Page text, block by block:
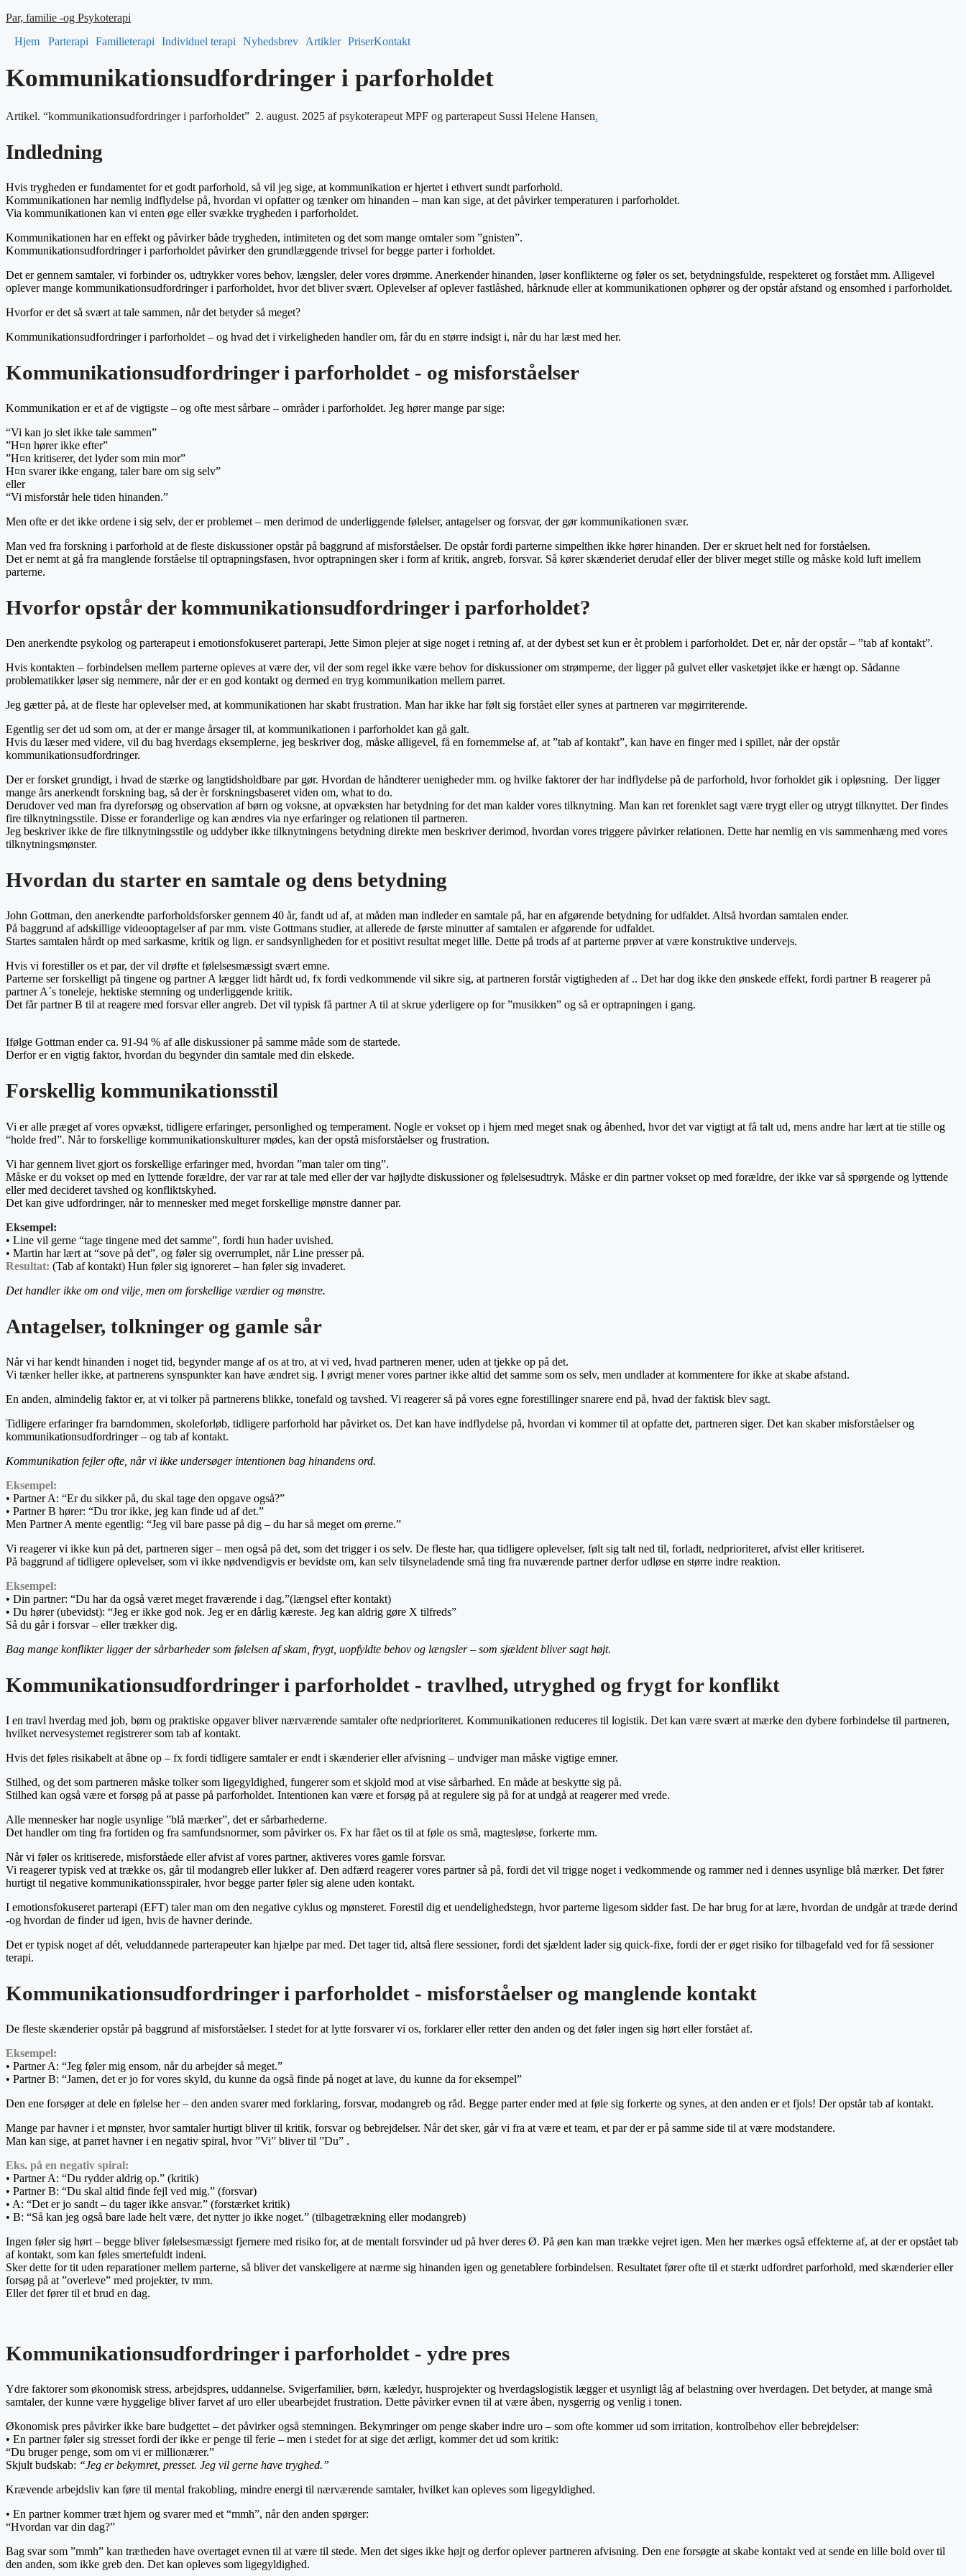
Par, familie -og Psykoterapi
Hjem Parterapi Familieterapi Individuel terapi Nyhedsbrev Artikler PriserKontakt
Kommunikationsudfordringer i parforholdet
Artikel. “kommunikationsudfordringer i parforholdet” 2. august. 2025 af psykoterapeut MPF og parterapeut Sussi Helene Hansen.
Indledning
Hvis trygheden er fundamentet for et godt parforhold, så vil jeg sige, at kommunikation er hjertet i ethvert sundt parforhold.
Kommunikationen har nemlig indflydelse på, hvordan vi opfatter og tænker om hinanden – man kan sige, at det påvirker temperaturen i parforholdet.
Via kommunikationen kan vi enten øge eller svække trygheden i parforholdet.
Kommunikationen har en effekt og påvirker både trygheden, intimiteten og det som mange omtaler som ”gnisten”.
Kommunikationsudfordringer i parforholdet påvirker den grundlæggende trivsel for begge parter i forholdet.
Det er gennem samtaler, vi forbinder os, udtrykker vores behov, længsler, deler vores drømme. Anerkender hinanden, løser konflikterne og føler os set, betydningsfulde, respekteret og forstået mm. Alligevel
oplever mange kommunikationsudfordringer i parforholdet, hvor det bliver svært. Oplevelser af oplever fastlåshed, hårknude eller at kommunikationen ophører og der opstår afstand og ensomhed i parforholdet.
Hvorfor er det så svært at tale sammen, når det betyder så meget?
Kommunikationsudfordringer i parforholdet – og hvad det i virkeligheden handler om, får du en større indsigt i, når du har læst med her.
Kommunikationsudfordringer i parforholdet - og misforståelser
Kommunikation er et af de vigtigste – og ofte mest sårbare – områder i parforholdet. Jeg hører mange par sige:
“Vi kan jo slet ikke tale sammen”
”H¤n hører ikke efter”
”H¤n kritiserer, det lyder som min mor”
H¤n svarer ikke engang, taler bare om sig selv”
eller
“Vi misforstår hele tiden hinanden.”
Men ofte er det ikke ordene i sig selv, der er problemet – men derimod de underliggende følelser, antagelser og forsvar, der gør kommunikationen svær.
Man ved fra forskning i parforhold at de fleste diskussioner opstår på baggrund af misforståelser. De opstår fordi parterne simpelthen ikke hører hinanden. Der er skruet helt ned for forståelsen.
Det er nemt at gå fra manglende forståelse til optrapningsfasen, hvor optrapningen sker i form af kritik, angreb, forsvar. Så kører skænderiet derudaf eller der bliver meget stille og måske kold luft imellem
parterne.
Hvorfor opstår der kommunikationsudfordringer i parforholdet?
Den anerkendte psykolog og parterapeut i emotionsfokuseret parterapi, Jette Simon plejer at sige noget i retning af, at der dybest set kun er èt problem i parforholdet. Det er, når der opstår – ”tab af kontakt”.
Hvis kontakten – forbindelsen mellem parterne opleves at være der, vil der som regel ikke være behov for diskussioner om strømperne, der ligger på gulvet eller vasketøjet ikke er hængt op. Sådanne
problematikker løser sig nemmere, når der er en god kontakt og dermed en tryg kommunikation mellem parret.
Jeg gætter på, at de fleste har oplevelser med, at kommunikationen har skabt frustration. Man har ikke har følt sig forstået eller synes at partneren var møgirriterende.
Egentlig ser det ud som om, at der er mange årsager til, at kommunikationen i parforholdet kan gå galt.
Hvis du læser med videre, vil du bag hverdags eksemplerne, jeg beskriver dog, måske alligevel, få en fornemmelse af, at ”tab af kontakt”, kan have en finger med i spillet, når der opstår
kommunikationsudfordringer.
Der er forsket grundigt, i hvad de stærke og langtidsholdbare par gør. Hvordan de håndterer uenigheder mm. og hvilke faktorer der har indflydelse på de parforhold, hvor forholdet gik i opløsning. Der ligger
mange års anerkendt forskning bag, så der èr forskningsbaseret viden om, what to do.
Derudover ved man fra dyreforsøg og observation af børn og voksne, at opvæksten har betydning for det man kalder vores tilknytning. Man kan ret forenklet sagt være trygt eller og utrygt tilknyttet. Der findes
fire tilknytningsstile. Disse er foranderlige og kan ændres via nye erfaringer og relationen til partneren.
Jeg beskriver ikke de fire tilknytningsstile og uddyber ikke tilknytningens betydning direkte men beskriver derimod, hvordan vores triggere påvirker relationen. Dette har nemlig en vis sammenhæng med vores
tilknytningsmønster.
Hvordan du starter en samtale og dens betydning
John Gottman, den anerkendte parforholdsforsker gennem 40 år, fandt ud af, at måden man indleder en samtale på, har en afgørende betydning for udfaldet. Altså hvordan samtalen ender.
På baggrund af adskillige videooptagelser af par mm. viste Gottmans studier, at allerede de første minutter af samtalen er afgørende for udfaldet.
Startes samtalen hårdt op med sarkasme, kritik og lign. er sandsynligheden for et positivt resultat meget lille. Dette på trods af at parterne prøver at være konstruktive undervejs.
Hvis vi forestiller os et par, der vil drøfte et følelsesmæssigt svært emne.
Parterne ser forskelligt på tingene og partner A lægger lidt hårdt ud, fx fordi vedkommende vil sikre sig, at partneren forstår vigtigheden af .. Det har dog ikke den ønskede effekt, fordi partner B reagerer på
partner A´s toneleje, hektiske stemning og underliggende kritik.
Det får partner B til at reagere med forsvar eller angreb. Det vil typisk få partner A til at skrue yderligere op for ”musikken” og så er optrapningen i gang.
Ifølge Gottman ender ca. 91-94 % af alle diskussioner på samme måde som de startede.
Derfor er en vigtig faktor, hvordan du begynder din samtale med din elskede.
Forskellig kommunikationsstil
Vi er alle præget af vores opvækst, tidligere erfaringer, personlighed og temperament. Nogle er vokset op i hjem med meget snak og åbenhed, hvor det var vigtigt at få talt ud, mens andre har lært at tie stille og
“holde fred”. Når to forskellige kommunikationskulturer mødes, kan der opstå misforståelser og frustration.
Vi har gennem livet gjort os forskellige erfaringer med, hvordan ”man taler om ting”.
Måske er du vokset op med en lyttende forældre, der var rar at tale med eller der var højlydte diskussioner og følelsesudtryk. Måske er din partner vokset op med forældre, der ikke var så spørgende og lyttende
eller med decideret tavshed og konfliktskyhed.
Det kan give udfordringer, når to mennesker med meget forskellige mønstre danner par.
Eksempel:
• Line vil gerne “tage tingene med det samme”, fordi hun hader uvished.
• Martin har lært at “sove på det”, og føler sig overrumplet, når Line presser på.
Resultat: (Tab af kontakt) Hun føler sig ignoreret – han føler sig invaderet.
Det handler ikke om ond vilje, men om forskellige værdier og mønstre.
Antagelser, tolkninger og gamle sår
Når vi har kendt hinanden i noget tid, begynder mange af os at tro, at vi ved, hvad partneren mener, uden at tjekke op på det.
Vi tænker heller ikke, at partnerens synspunkter kan have ændret sig. I øvrigt mener vores partner ikke altid det samme som os selv, men undlader at kommentere for ikke at skabe afstand.
En anden, almindelig faktor er, at vi tolker på partnerens blikke, tonefald og tavshed. Vi reagerer så på vores egne forestillinger snarere end på, hvad der faktisk blev sagt.
Tidligere erfaringer fra barndommen, skoleforløb, tidligere parforhold har påvirket os. Det kan have indflydelse på, hvordan vi kommer til at opfatte det, partneren siger. Det kan skaber misforståelser og
kommunikationsudfordringer – og tab af kontakt.
Kommunikation fejler ofte, når vi ikke undersøger intentionen bag hinandens ord.
Eksempel:
• Partner A: “Er du sikker på, du skal tage den opgave også?”
• Partner B hører: “Du tror ikke, jeg kan finde ud af det.”
Men Partner A mente egentlig: “Jeg vil bare passe på dig – du har så meget om ørerne.”
Vi reagerer vi ikke kun på det, partneren siger – men også på det, som det trigger i os selv. De fleste har, qua tidligere oplevelser, følt sig talt ned til, forladt, nedprioriteret, afvist eller kritiseret.
På baggrund af tidligere oplevelser, som vi ikke nødvendigvis er bevidste om, kan selv tilsyneladende små ting fra nuværende partner derfor udløse en større indre reaktion.
Eksempel:
• Din partner: “Du har da også været meget fraværende i dag.”(længsel efter kontakt)
• Du hører (ubevidst): “Jeg er ikke god nok. Jeg er en dårlig kæreste. Jeg kan aldrig gøre X tilfreds”
Så du går i forsvar – eller trækker dig.
Bag mange konflikter ligger der sårbarheder som følelsen af skam, frygt, uopfyldte behov og længsler – som sjældent bliver sagt højt.
Kommunikationsudfordringer i parforholdet - travlhed, utryghed og frygt for konflikt
I en travl hverdag med job, børn og praktiske opgaver bliver nærværende samtaler ofte nedprioriteret. Kommunikationen reduceres til logistik. Det kan være svært at mærke den dybere forbindelse til partneren,
hvilket nervesystemet registrerer som tab af kontakt.
Hvis det føles risikabelt at åbne op – fx fordi tidligere samtaler er endt i skænderier eller afvisning – undviger man måske vigtige emner.
Stilhed, og det som partneren måske tolker som ligegyldighed, fungerer som et skjold mod at vise sårbarhed. En måde at beskytte sig på.
Stilhed kan også være et forsøg på at passe på parforholdet. Intentionen kan være et forsøg på at regulere sig på for at undgå at reagerer med vrede.
Alle mennesker har nogle usynlige ”blå mærker”, det er sårbarhederne.
Det handler om ting fra fortiden og fra samfundsnormer, som påvirker os. Fx har fået os til at føle os små, magtesløse, forkerte mm.
Når vi føler os kritiserede, misforståede eller afvist af vores partner, aktiveres vores gamle forsvar.
Vi reagerer typisk ved at trække os, går til modangreb eller lukker af. Den adfærd reagerer vores partner så på, fordi det vil trigge noget i vedkommende og rammer ned i dennes usynlige blå mærker. Det fører
hurtigt til negative kommunikationsspiraler, hvor begge parter føler sig alene uden kontakt.
I emotionsfokuseret parterapi (EFT) taler man om den negative cyklus og mønsteret. Forestil dig et uendelighedstegn, hvor parterne ligesom sidder fast. De har brug for at lære, hvordan de undgår at træde derind
-og hvordan de finder ud igen, hvis de havner derinde.
Det er typisk noget af dét, veluddannede parterapeuter kan hjælpe par med. Det tager tid, altså flere sessioner, fordi det sjældent lader sig quick-fixe, fordi der er øget risiko for tilbagefald ved for få sessioner
terapi.
Kommunikationsudfordringer i parforholdet - misforståelser og manglende kontakt
De fleste skænderier opstår på baggrund af misforståelser. I stedet for at lytte forsvarer vi os, forklarer eller retter den anden og det føler ingen sig hørt eller forstået af.
Eksempel:
• Partner A: “Jeg føler mig ensom, når du arbejder så meget.”
• Partner B: “Jamen, det er jo for vores skyld, du kunne da også finde på noget at lave, du kunne da for eksempel”
Den ene forsøger at dele en følelse her – den anden svarer med forklaring, forsvar, modangreb og råd. Begge parter ender med at føle sig forkerte og synes, at den anden er et fjols! Der opstår tab af kontakt.
Mange par havner i et mønster, hvor samtaler hurtigt bliver til kritik, forsvar og bebrejdelser. Når det sker, går vi fra at være et team, et par der er på samme side til at være modstandere.
Man kan sige, at parret havner i en negativ spiral, hvor ”Vi” bliver til ”Du” .
Eks. på en negativ spiral:
• Partner A: “Du rydder aldrig op.” (kritik)
• Partner B: “Du skal altid finde fejl ved mig.” (forsvar)
• A: “Det er jo sandt – du tager ikke ansvar.” (forstærket kritik)
• B: “Så kan jeg også bare lade helt være, det nytter jo ikke noget.” (tilbagetrækning eller modangreb)
Ingen føler sig hørt – begge bliver følelsesmæssigt fjernere med risiko for, at de mentalt forsvinder ud på hver deres Ø. På øen kan man trække vejret igen. Men her mærkes også effekterne af, at der er opstået tab
af kontakt, som kan føles smertefuldt indeni.
Sker dette for tit uden reparationer mellem parterne, så bliver det vanskeligere at nærme sig hinanden igen og genetablere forbindelsen. Resultatet fører ofte til et stærkt udfordret parforhold, med skænderier eller
forsøg på at ”overleve” med projekter, tv mm.
Eller det fører til et brud en dag.
Kommunikationsudfordringer i parforholdet - ydre pres
Ydre faktorer som økonomisk stress, arbejdspres, uddannelse. Svigerfamilier, børn, kæledyr, husprojekter og hverdagslogistik lægger et usynligt låg af belastning over hverdagen. Det betyder, at mange små
samtaler, der kunne være hyggelige bliver farvet af uro eller ubearbejdet frustration. Dette påvirker evnen til at være åben, nysgerrig og venlig i tonen.
Økonomisk pres påvirker ikke bare budgettet – det påvirker også stemningen. Bekymringer om penge skaber indre uro – som ofte kommer ud som irritation, kontrolbehov eller bebrejdelser:
• En partner føler sig stresset fordi der ikke er penge til ferie – men i stedet for at sige det ærligt, kommer det ud som kritik:
“Du bruger penge, som om vi er millionærer.”
Skjult budskab: “Jeg er bekymret, presset. Jeg vil gerne have tryghed.”
Krævende arbejdsliv kan føre til mental frakobling, mindre energi til nærværende samtaler, hvilket kan opleves som ligegyldighed.
• En partner kommer træt hjem og svarer med et “mmh”, når den anden spørger:
“Hvordan var din dag?”
Bag svar som ”mmh” kan trætheden have overtaget evnen til at være til stede. Men det siges ikke højt og derfor oplever partneren afvisning. Den ene forsøgte at skabe kontakt ved at sende en lille bold over til
den anden, som ikke greb den. Det kan opleves som ligegyldighed.